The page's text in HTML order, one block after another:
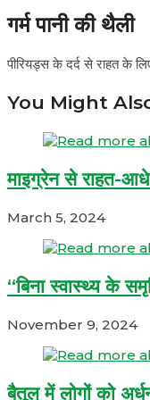
गर्म पानी की थैली
पीरियड्स के दर्द से राहत के
You Might
माइग्रेन से राहत-
March 5, 2024
“बिना स्वास्थ्य के
November 9, 2024
बैतूल में लोगों को